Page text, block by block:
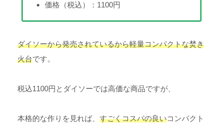
価格（税込）：1100円
ダイソーから発売されているから軽量コンパクトな焚き
火台です。
税込1100円とダイソーでは高価な商品ですが、
本格的な作りを見れば、 すごくコスパの良いコンパクト